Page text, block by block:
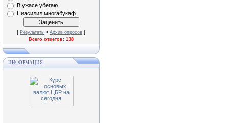
В ужасе убегаю
Ниасилил многабукаф
[ Результаты • Архив опросов ]
Всего ответов: 138
ИНФОРМАЦИЯ